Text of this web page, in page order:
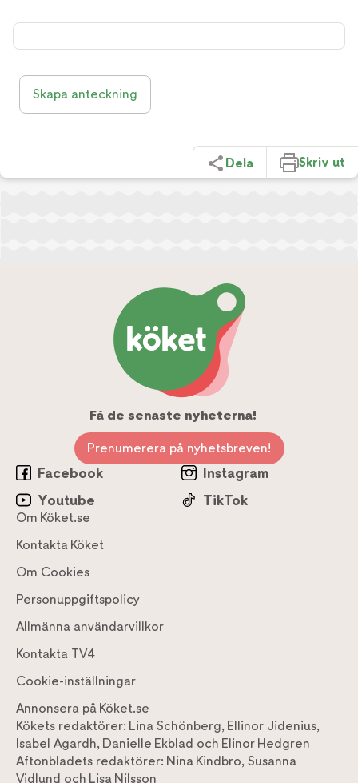
Skapa anteckning
Dela Skriv ut
Få de senaste nyheterna!
Prenumerera på nyhetsbreven!
Facebook
Instagram
Youtube
TikTok
Om Köket.se
Kontakta Köket
Om Cookies
Personuppgiftspolicy
Allmänna användarvillkor
Kontakta TV4
Cookie-inställningar
Annonsera på Köket.se
Kökets redaktörer: Lina Schönberg, Ellinor Jidenius,
Isabel Agardh, Danielle Ekblad och Elinor Hedgren
Aftonbladets redaktörer: Nina Kindbro, Susanna
Vidlund och Lisa Nilsson